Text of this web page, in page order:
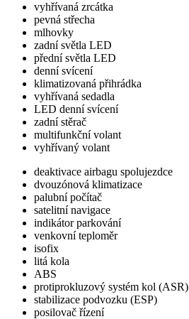
vyhřívaná zrcátka
pevná střecha
mlhovky
zadní světla LED
přední světla LED
denní svícení
klimatizovaná přihrádka
vyhřívaná sedadla
LED denní svícení
zadní stěrač
multifunkční volant
vyhřívaný volant
deaktivace airbagu spolujezdce
dvouzónová klimatizace
palubní počítač
satelitní navigace
indikátor parkování
venkovní teploměr
isofix
litá kola
ABS
protiprokluzový systém kol (ASR)
stabilizace podvozku (ESP)
posilovač řízení